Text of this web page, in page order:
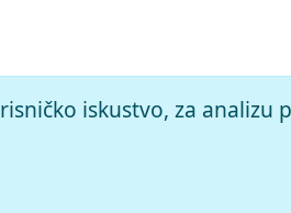
iskustvo, za analizu